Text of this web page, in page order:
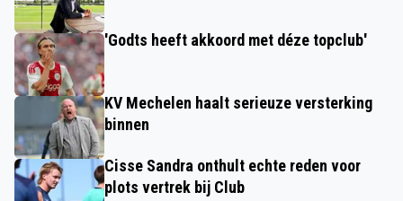
'Godts heeft akkoord met déze topclub'
KV Mechelen haalt serieuze versterking
binnen
Cisse Sandra onthult echte reden voor
plots vertrek bij Club